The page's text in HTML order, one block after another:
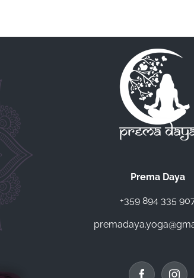
Prema Daya
+359 894 335